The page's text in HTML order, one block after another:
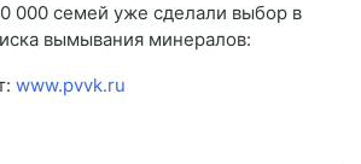
000 семей уже сделали выбор в
вымывания минералов:
www.pvvk.ru